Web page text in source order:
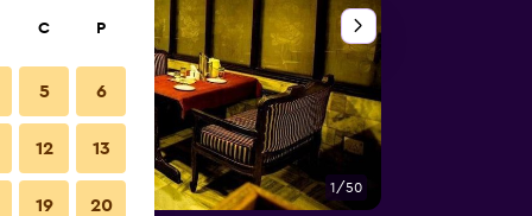
1/50
C P
5 6
12 13
19 20